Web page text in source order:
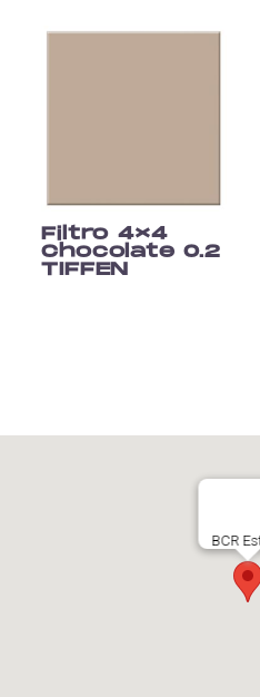
Filtro 4×4
Chocolate 0.2
TIFFEN
BCR